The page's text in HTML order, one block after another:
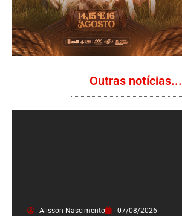
Outras notícias...
Alisson Nascimento 07/08/2026